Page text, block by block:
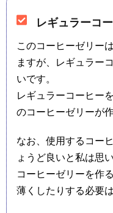
レギュラーコ
このコーヒーゼリー
ますが、レギュラー
いです。
レギュラーコーヒー
のコーヒーゼリーが作
なお、使用するコー
ょうど良いと私は思い
コーヒーゼリーを作
薄くしたりする必要